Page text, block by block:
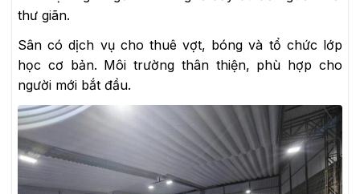
thư giãn.
Sân có dịch vụ cho thuê vợt, bóng và tổ chức lớp
học cơ bản. Môi trường thân thiện, phù hợp cho
người mới bắt đầu.